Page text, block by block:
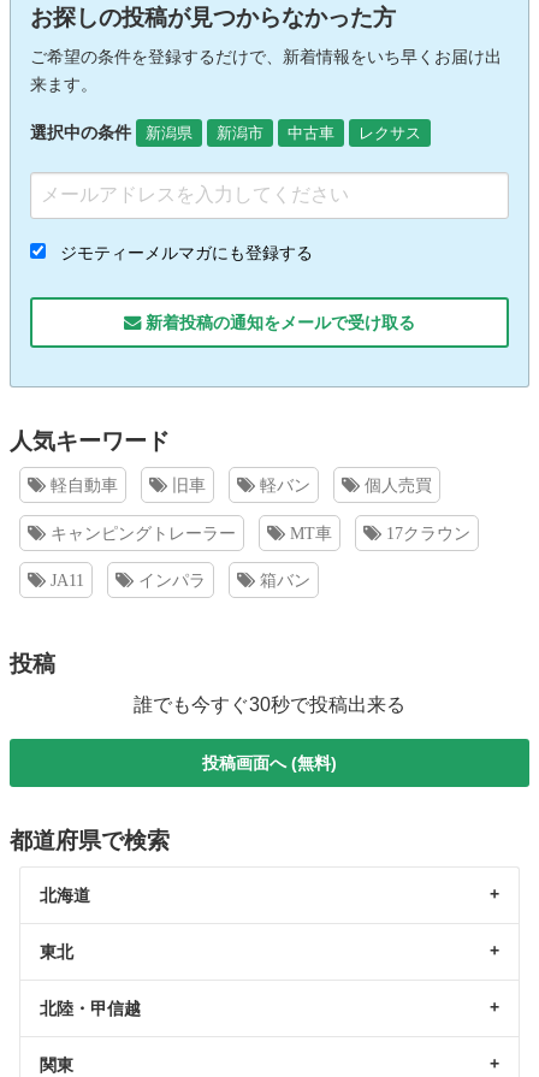
お探しの投稿が見つからなかった方
ご希望の条件を登録するだけで、新着情報をいち早くお届け出
来ます。
選択中の条件 新潟県 新潟市 中古車 レクサス
ジモティーメルマガにも登録する
新着投稿の通知をメールで受け取る
人気キーワード
軽自動車 旧車 軽バン 個人売買
キャンピングトレーラー MT車 17クラウン
JA11 インパラ 箱バン
投稿
誰でも今すぐ30秒で投稿出来る
投稿画面へ (無料)
都道府県で検索
北海道
東北
北陸・甲信越
関東